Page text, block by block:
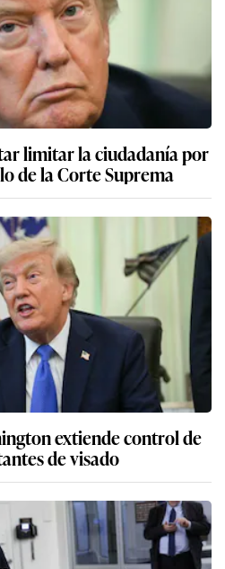
limitar la ciudadanía por
de la Corte Suprema
extiende control de
de visado